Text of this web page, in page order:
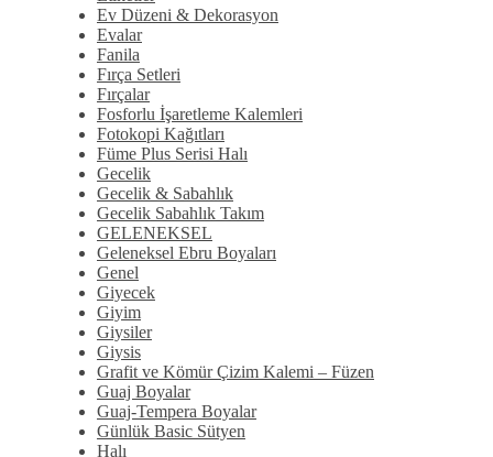
Ev Düzeni & Dekorasyon
Evalar
Fanila
Fırça Setleri
Fırçalar
Fosforlu İşaretleme Kalemleri
Fotokopi Kağıtları
Füme Plus Serisi Halı
Gecelik
Gecelik & Sabahlık
Gecelik Sabahlık Takım
GELENEKSEL
Geleneksel Ebru Boyaları
Genel
Giyecek
Giyim
Giysiler
Giysis
Grafit ve Kömür Çizim Kalemi – Füzen
Guaj Boyalar
Guaj-Tempera Boyalar
Günlük Basic Sütyen
Halı